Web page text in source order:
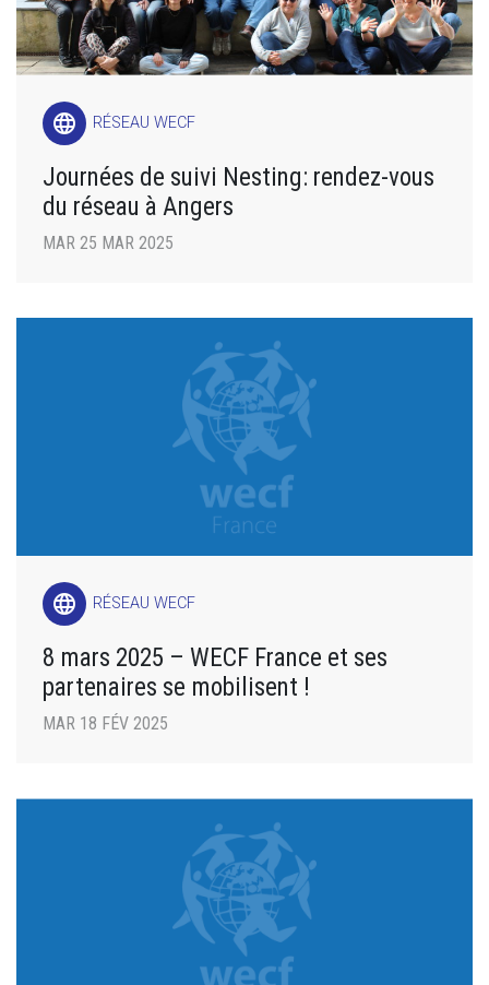
language RÉSEAU WECF
Journées de suivi Nesting: rendez-vous
du réseau à Angers
MAR 25 MAR 2025
language RÉSEAU WECF
8 mars 2025 – WECF France et ses
partenaires se mobilisent !
MAR 18 FÉV 2025